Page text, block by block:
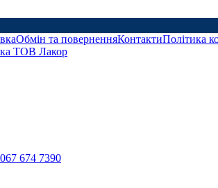
Обмін та поверненняКонтактиПолітика
067 674 7390